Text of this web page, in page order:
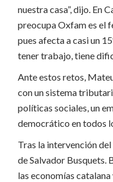
nuestra casa”, dijo. En
preocupa Oxfam es el
pues afecta a casi un
tener trabajo, tiene
Ante estos retos,
con un sistema
políticas sociales, un
democrático en todos
Tras la intervención
de Salvador Busquets.
las economías